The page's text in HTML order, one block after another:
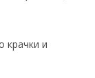
крачки и